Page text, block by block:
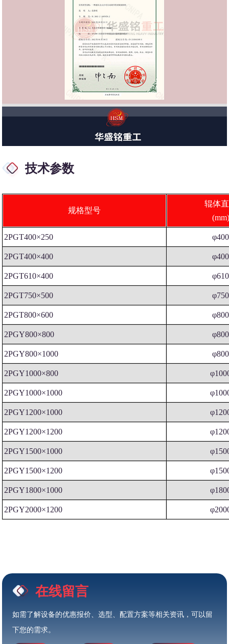
技术参数
规格型号
辊体
(mm)
2PGT400×250 φ400
2PGT400×400 φ400
2PGT610×400 φ610
2PGT750×500 φ750
2PGT800×600 φ800
2PGY800×800 φ800
2PGY800×1000 φ800
2PGY1000×800
2PGY1000×1000
2PGY1200×1000
2PGY1200×1200
2PGY1500×1000
2PGY1500×1200
2PGY1800×1000
2PGY2000×1200
在线留言
如需了解设备的优惠报价、选型、配置方案等相关资讯，可以留
下您的需求。